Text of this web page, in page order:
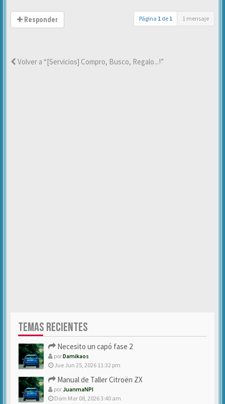
Responder Página 1 de 1 1 mensaje
Volver a “[Servicios] Compro, Busco, Regalo...!”
TEMAS RECIENTES
Necesito un capó fase 2
porDamikaos
Jue Jun 25, 2026 11:32 pm
Manual de Taller Citroën ZX
porJuanmaNPI
Dom Mar 08, 2026 3:40 am